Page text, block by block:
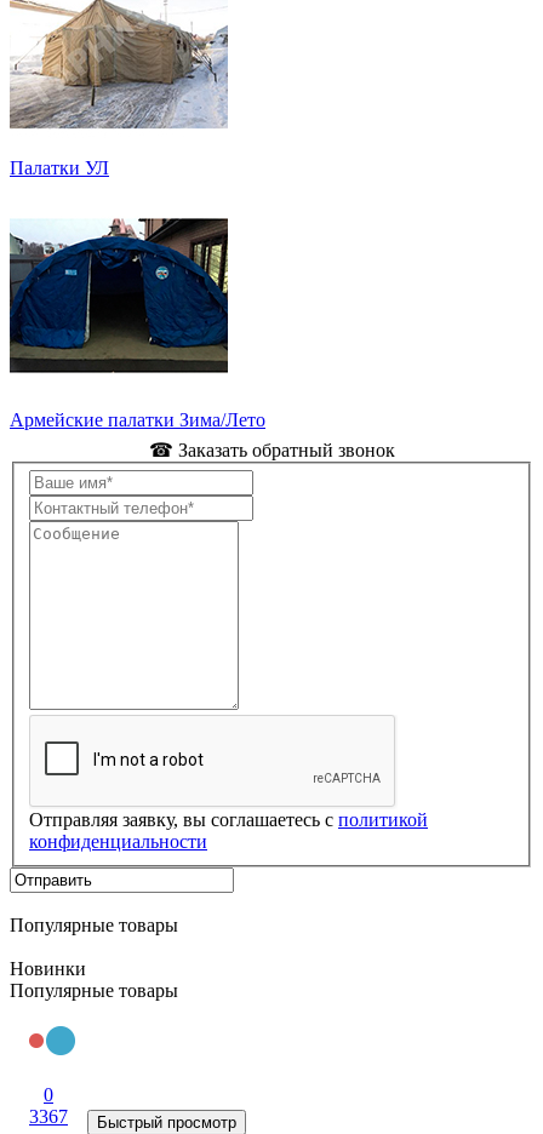
Палатки УЛ
Армейские палатки Зима/Лето
☎ Заказать обратный звонок
Отправляя заявку, вы соглашаетесь с политикой
конфиденциальности
Популярные товары
Новинки
Популярные товары
0
3367
Быстрый просмотр